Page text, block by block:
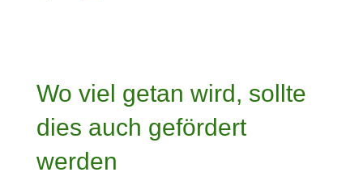
Wo viel getan wird, sollte
dies auch gefördert
werden